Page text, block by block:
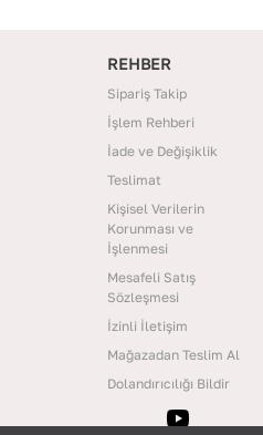
REHBER
Sipariş Takip
İşlem Rehberi
İade ve Değişiklik
Teslimat
Kişisel Verilerin
Korunması ve
İşlenmesi
Mesafeli Satış
Sözleşmesi
İzinli İletişim
Mağazadan Teslim Al
Dolandırıcılığı Bildir